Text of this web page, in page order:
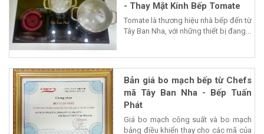
- Thay Mặt Kính Bếp Tomate
Tomate là thương hiệu nhà bếp đến từ
Tây Ban Nha, với những thiết bị đang...
Bản giá bo mạch bếp từ Chefs
mã Tây Ban Nha - Bếp Tuấn
Phát
Giá bo mạch công suất và bo mạch
bảng điều khiển thay cho các mã của